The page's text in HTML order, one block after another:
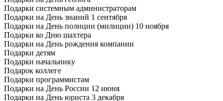
Подарки системным администраторам
Подарки на День знаний 1 сентября
Подарки на День полиции (милиции) 10 ноября
Подарки ко Дню шахтера
Подарки на День рождения компании
Подарки детям
Подарки начальнику
Подарок коллеге
Подарки программистам
Подарки на День России 12 июня
Подарки на День юриста 3 декабря